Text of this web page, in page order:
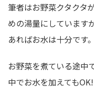
筆者はお野菜クタクタ
めの湯量にしています
あればお水は十分です。
お野菜を煮ている途中
中でお水を加えてもOK!